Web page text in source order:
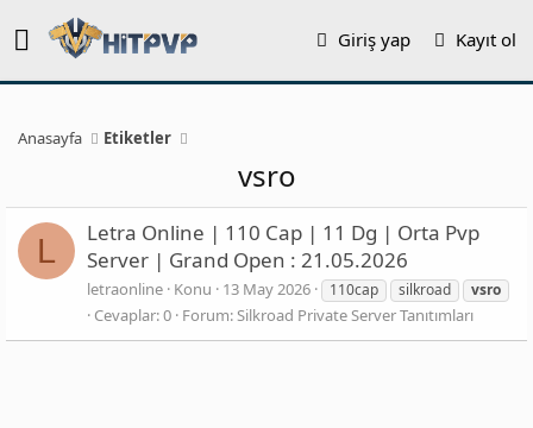
Giriş yap Kayıt ol
Anasayfa Etiketler
vsro
L
Letra Online | 110 Cap | 11 Dg | Orta Pvp
Server | Grand Open : 21.05.2026
letraonline Konu 13 May 2026 110cap silkroad vsro
Cevaplar: 0 Forum: Silkroad Private Server Tanıtımları